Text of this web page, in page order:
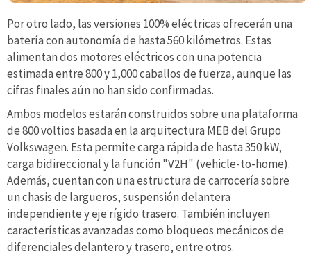
Por otro lado, las versiones 100% eléctricas ofrecerán una
batería con autonomía de hasta 560 kilómetros. Estas
alimentan dos motores eléctricos con una potencia
estimada entre 800 y 1,000 caballos de fuerza, aunque las
cifras finales aún no han sido confirmadas.
Ambos modelos estarán construidos sobre una plataforma
de 800 voltios basada en la arquitectura MEB del Grupo
Volkswagen. Esta permite carga rápida de hasta 350 kW,
carga bidireccional y la función "V2H" (vehicle-to-home).
Además, cuentan con una estructura de carrocería sobre
un chasis de largueros, suspensión delantera
independiente y eje rígido trasero. También incluyen
características avanzadas como bloqueos mecánicos de
diferenciales delantero y trasero, entre otros.